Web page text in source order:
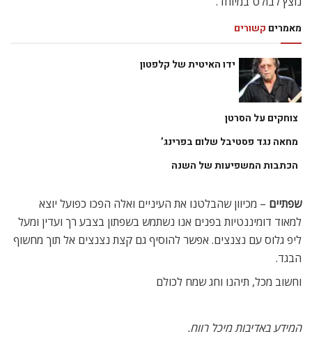
מאמרים קשורים
ידו האיטית של קלפטון
צוחקים על הסרטן
מחאה נגד פסטיבל שלום בפרינג’
הכתבות המשפיעות של השנה
שפתיים – מכיוון שהבלטנו את העיניים ואלה הפכו כפועל יוצא
למאוד דומיננטיות בפנים אנו נשתמש בשפתון בצבע רך ועדין ומעל
ליפ גלוס עם נצנצים. אפשר להוסיף גם קצת נצנצים אל תוך מחשוף
הבגד.
וחשוב מכל, תיהנו וחג שמח לכולם
המידע באדיבות מיכל רווח.